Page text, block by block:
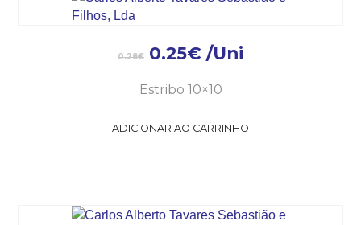
0.28€ 0.25€ /Uni
Estribo 10×10
ADICIONAR AO CARRINHO